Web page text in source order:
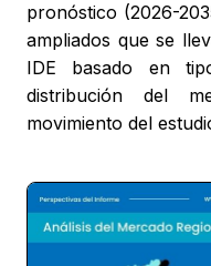
pronóstico (2026-
ampliados que se
IDE basado en
distribución del
movimiento del